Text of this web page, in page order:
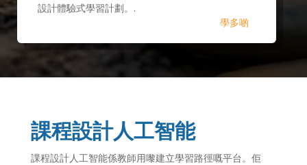
設計體驗式學習計劃。.
學多啲
課程設計人工智能
課程設計人工智能係教師用嚟建立學習路徑嘅平台。佢